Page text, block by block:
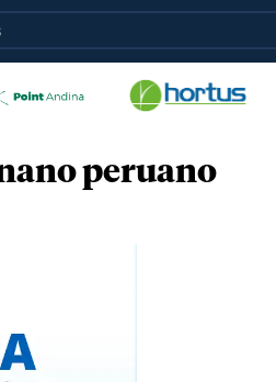
peruano